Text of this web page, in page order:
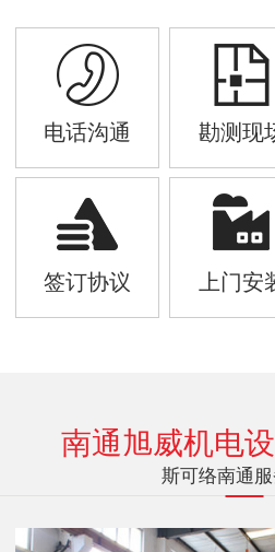
电话沟通 勘测现
签订协议 上门安
南通旭威机电
斯可络南通